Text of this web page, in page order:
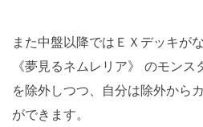
また中盤以降ではＥＸデッキが
《夢見るネムレリア》 のモン
を除外しつつ、自分は除外から
ができます。